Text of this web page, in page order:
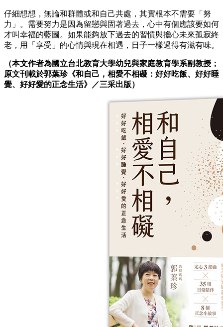
仔細想想，無論和群體或和自己共處，其實根本不需要「努
力」。需要努力是因為留戀與固著過去，心中有個應該要如何
才叫幸福的藍圖。如果能夠放下過去的習慣與擔心未來孤寂終
老，用「享受」的心情與現在相遇，日子一樣過得有滋有味。
（本文作者為國立台北教育大學幼兒與家庭教育學系副教授；
原文刊載於郭葉珍《和自己，相愛不相礙：好好吃飯、好好睡
覺、好好愛的正念生活》／三采出版）